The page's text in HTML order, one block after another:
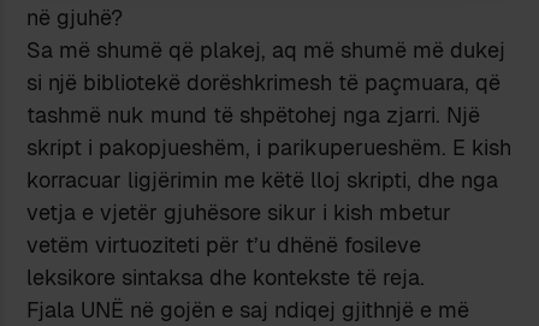
në gjuhë?
Sa më shumë që plakej, aq më shumë më dukej
si një bibliotekë dorëshkrimesh të paçmuara, që
tashmë nuk mund të shpëtohej nga zjarri. Një
skript i pakopjueshëm, i parikuperueshëm. E kish
korracuar ligjërimin me këtë lloj skripti, dhe nga
vetja e vjetër gjuhësore sikur i kish mbetur
vetëm virtuoziteti për t’u dhënë fosileve
leksikore sintaksa dhe kontekste të reja.
Fjala UNË në gojën e saj ndiqej gjithnjë e më